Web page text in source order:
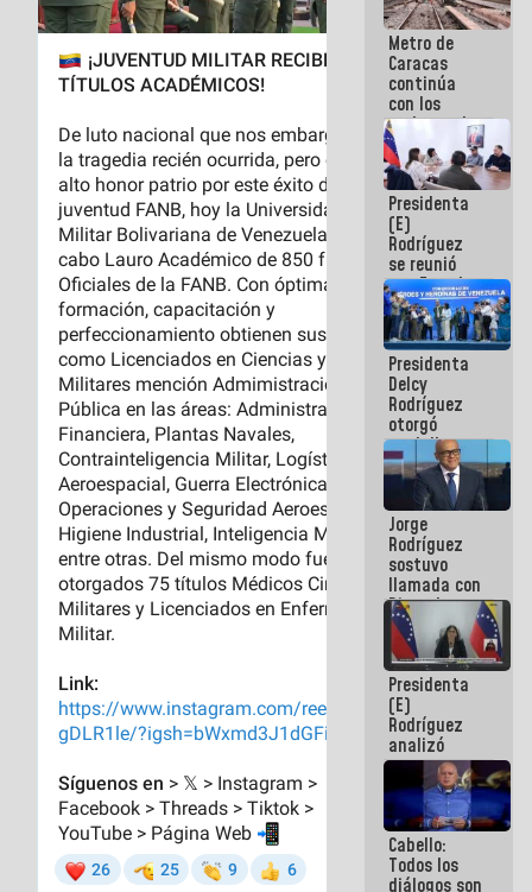
Metro de
Caracas
continúa
con los
trabajos de
mantenimiento
e inspección
en la Línea 2
Presidenta
(E)
Rodríguez
se reunió
con Estado
Mayor
Eléctrico
para
abordar
planes de
acción
Presidenta
Delcy
Rodríguez
otorgó
medalla
"Héroe de
Venezuela"
a servidores
públicos
Jorge
Rodríguez
sostuvo
llamada con
Dinorah
Figuera y
acuerdan
primer
encuentro
presencial
para el
diálogo
Presidenta
(E)
Rodríguez
analizó
junto a
gobernadores
planes de
recuperación
del Sistema
Eléctrico
Cabello:
Todos los
diálogos son